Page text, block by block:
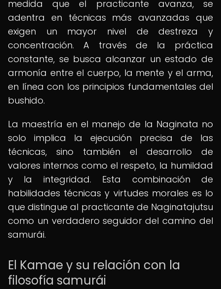
medida que el practicante avanza, se
adentra en técnicas más avanzadas que
exigen un mayor nivel de destreza y
concentración. A través de la práctica
constante, se busca alcanzar un estado de
armonía entre el cuerpo, la mente y el arma,
en línea con los principios fundamentales del
bushido.
La maestría en el manejo de la Naginata no
solo implica la ejecución precisa de las
técnicas, sino también el desarrollo de
valores internos como el respeto, la humildad
y la integridad. Esta combinación de
habilidades técnicas y virtudes morales es lo
que distingue al practicante de Naginatajutsu
como un verdadero seguidor del camino del
samurái.
El Kamae y su relación con la
filosofía samurái